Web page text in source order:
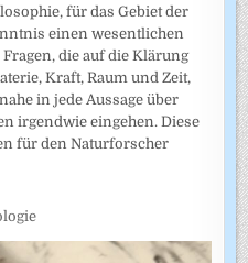
für das Gebiet der
einen wesentlichen
die auf die Klärung
Kraft, Raum und Zeit,
in jede Aussage über
irgendwie eingehen. Diese
für den Naturforscher